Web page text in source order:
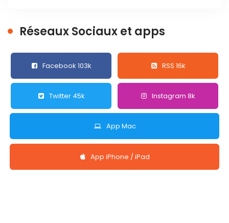
Réseaux Sociaux et apps
Facebook 103k RSS 16k
Twitter 45k Instagram 8k
App Mac
App iPhone / iPad